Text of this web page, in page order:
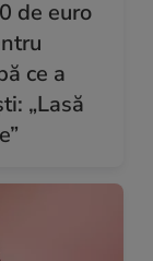
de euro
ce a
„Lasă